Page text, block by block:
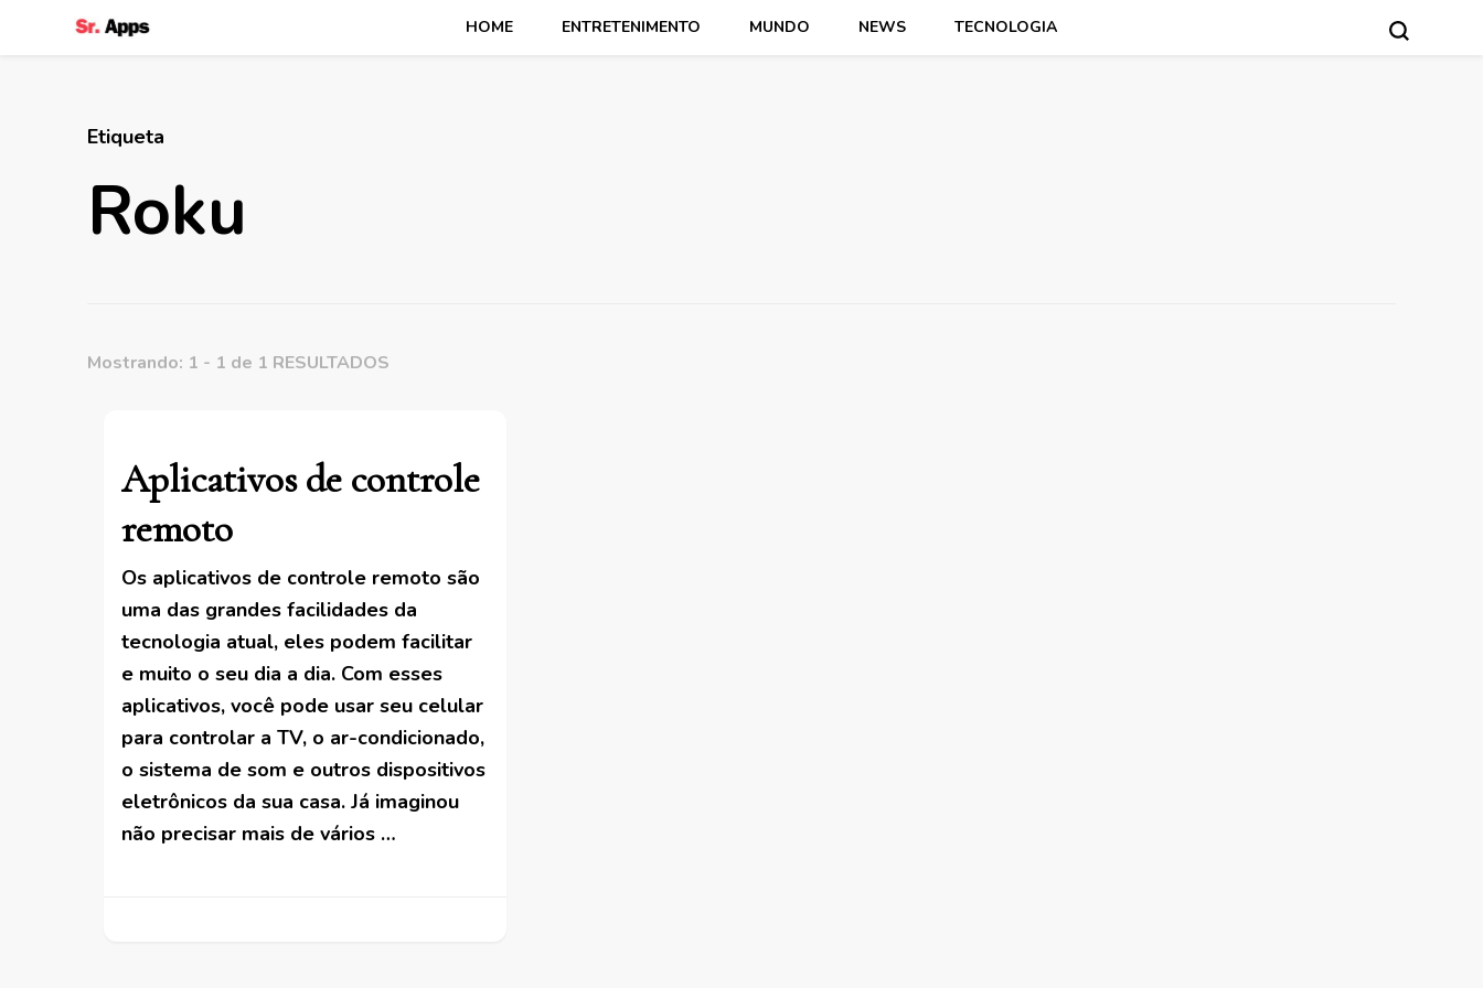
HOME ENTRETENIMENTO MUNDO NEWS TECNOLOGIA
Etiqueta
Roku
Mostrando: 1 - 1 de 1 RESULTADOS
Aplicativos de controle
remoto
Os aplicativos de controle remoto são
uma das grandes facilidades da
tecnologia atual, eles podem facilitar
e muito o seu dia a dia. Com esses
aplicativos, você pode usar seu celular
para controlar a TV, o ar-condicionado,
o sistema de som e outros dispositivos
eletrônicos da sua casa. Já imaginou
não precisar mais de vários …